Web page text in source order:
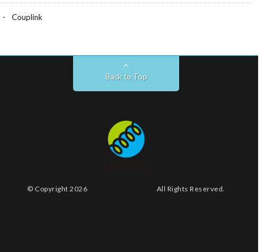
Couplink
Back to Top
© Copyright 2026 All Rights Reserved.